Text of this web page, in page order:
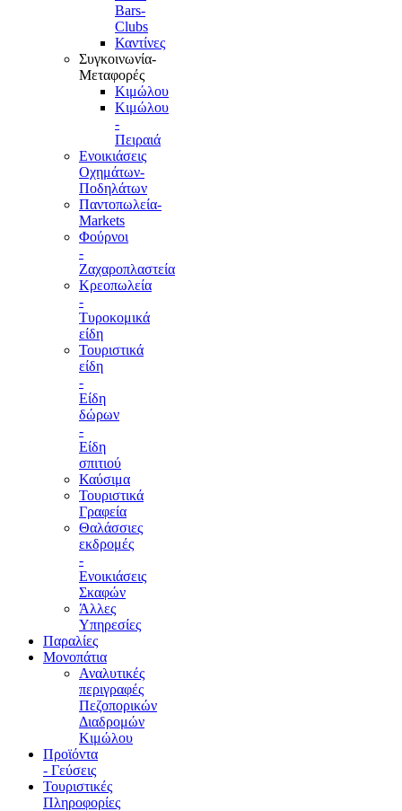
Bars-
Clubs
Καντίνες
Συγκοινωνία-
Μεταφορές
Κιμώλου
Κιμώλου
-
Πειραιά
Ενοικιάσεις
Οχημάτων-
Ποδηλάτων
Παντοπωλεία-
Markets
Φούρνοι
-
Ζαχαροπλαστεία
Κρεοπωλεία
-
Τυροκομικά
είδη
Τουριστικά
είδη
-
Είδη
δώρων
-
Είδη
σπιτιού
Καύσιμα
Τουριστικά
Γραφεία
Θαλάσσιες
εκδρομές
-
Ενοικιάσεις
Σκαφών
Άλλες
Υπηρεσίες
Παραλίες
Μονοπάτια
Αναλυτικές
περιγραφές
Πεζοπορικών
Διαδρομών
Κιμώλου
Προϊόντα
- Γεύσεις
Τουριστικές
Πληροφορίες